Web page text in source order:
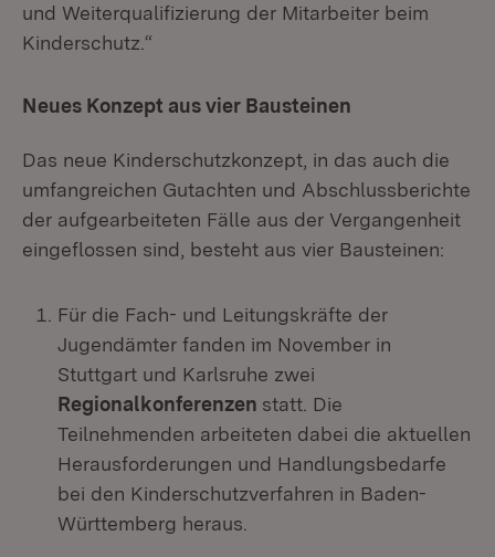
und Weiterqualifizierung der Mitarbeiter beim
Kinderschutz.“
Neues Konzept aus vier Bausteinen
Das neue Kinderschutzkonzept, in das auch die
umfangreichen Gutachten und Abschlussberichte
der aufgearbeiteten Fälle aus der Vergangenheit
eingeflossen sind, besteht aus vier Bausteinen:
Für die Fach- und Leitungskräfte der
Jugendämter fanden im November in
Stuttgart und Karlsruhe zwei
Regionalkonferenzen statt. Die
Teilnehmenden arbeiteten dabei die aktuellen
Herausforderungen und Handlungsbedarfe
bei den Kinderschutzverfahren in Baden-
Württemberg heraus.